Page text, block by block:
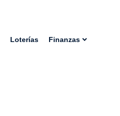
Loterías Finanzas